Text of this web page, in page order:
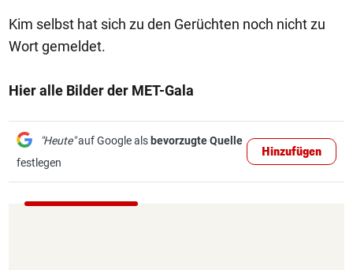
Kim selbst hat sich zu den Gerüchten noch nicht zu
Wort gemeldet.
Hier alle Bilder der MET-Gala
"Heute"auf Google als bevorzugte Quelle
festlegen
Hinzufügen